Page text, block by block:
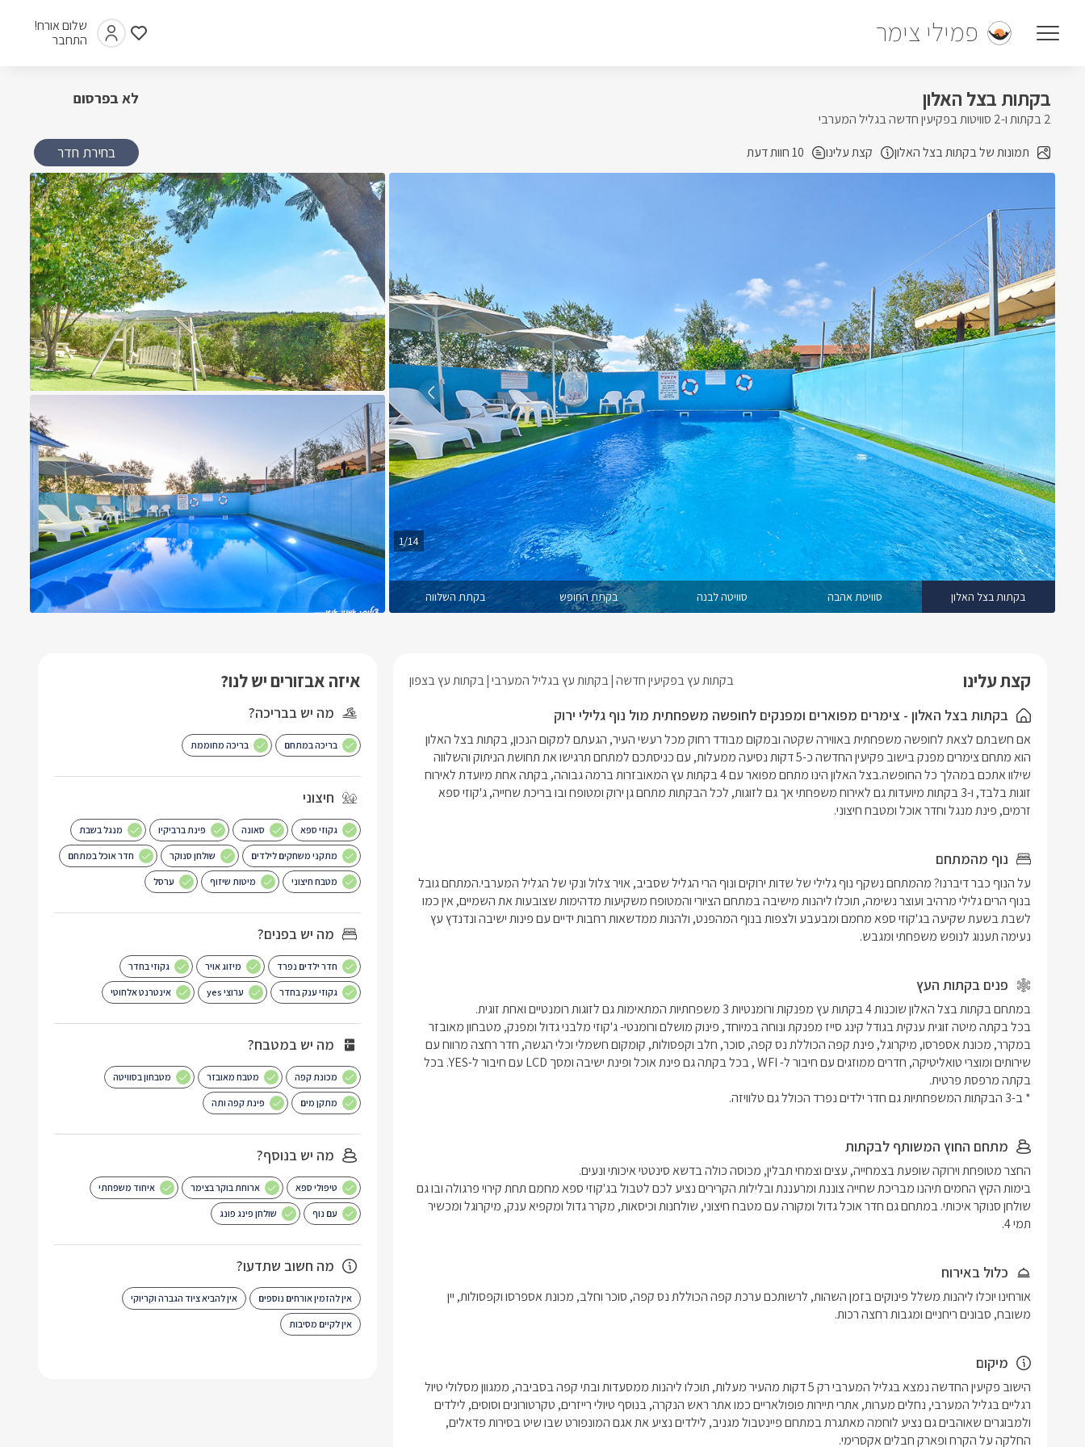
פמילי צימר
שלום אורח!
התחבר
בקתות בצל האלון
2 בקתות ו-2 סוויטות בפקיעין חדשה בגליל המערבי
תמונות של בקתות בצל האלון
קצת עלינו 10 חוות דעת
לא בפרסום
בחירת חדר
1/14
בקתות בצל האלון סוויטת אהבה סוויטה לבנה בקתת החופש בקתת השלווה
קצת עלינו בקתות עץ בפקיעין חדשה בקתות עץ בגליל המערבי בקתות עץ בצפון
בקתות בצל האלון - צימרים מפוארים ומפנקים לחופשה משפחתית מול נוף גלילי ירוק
זרמים, פינת מנגל וחדר אוכל ומטבח חיצוני.
נוף מהמתחם
נעימה תענוג לנופש משפחתי ומגבש.
פנים בקתות העץ
* ב-3 הבקתות המשפחתיות גם חדר ילדים נפרד הכולל גם טלוויזה.
מתחם החוץ המשותף לבקתות
תמי 4.
כלול באירוח
משובח, סבונים ריחניים ומגבות רחצה רכות.
מיקום
החלקה על הקרח ופארק חבלים אקסרימי.
איזה אבזורים יש לנו?
מה יש בבריכה?
בריכה במתחם בריכה מחוממת
חיצוני
גקוזי ספא סאונה פינת ברביקיו מנגל בשבת
מתקני משחקים לילדים שולחן סנוקר חדר אוכל במתחם
מטבח חיצוני מיטות שיזוף ערסל
מה יש בפנים?
חדר ילדים נפרד מיזוג אויר גקוזי בחדר
גקוזי ענק בחדר ערוצי yes אינטרנט אלחוטי
מה יש במטבח?
מכונת קפה מטבח מאובזר מטבחון בסוויטה
מתקן מים פינת קפה ותה
מה יש בנוסף?
טיפולי ספא ארוחת בוקר בצימר איחוד משפחתי
עם נוף שולחן פינג פונג
מה חשוב שתדעו?
אין להזמין אורחים נוספים אין להביא ציוד הגברה וקריוקי
אין לקיים מסיבות